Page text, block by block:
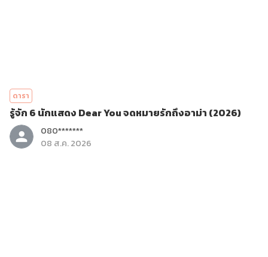
ดารา
รู้จัก 6 นักแสดง Dear You จดหมายรักถึงอาม่า (2026)
080*******
08 ส.ค. 2026